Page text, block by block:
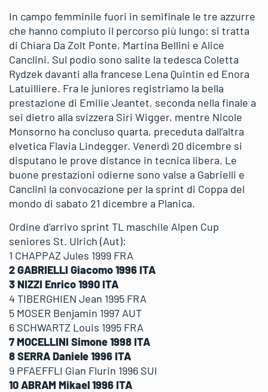
In campo femminile fuori in semifinale le tre azzurre
che hanno compiuto il percorso più lungo: si tratta
di Chiara Da Zolt Ponte, Martina Bellini e Alice
Canclini. Sul podio sono salite la tedesca Coletta
Rydzek davanti alla francese Lena Quintin ed Enora
Latuilliere. Fra le juniores registriamo la bella
prestazione di Emilie Jeantet, seconda nella finale a
sei dietro alla svizzera Siri Wigger, mentre Nicole
Monsorno ha concluso quarta, preceduta dall’altra
elvetica Flavia Lindegger. Venerdì 20 dicembre si
disputano le prove distance in tecnica libera. Le
buone prestazioni odierne sono valse a Gabrielli e
Canclini la convocazione per la sprint di Coppa del
mondo di sabato 21 dicembre a Planica.
Ordine d’arrivo sprint TL maschile Alpen Cup
seniores St. Ulrich (Aut):
1 CHAPPAZ Jules 1999 FRA
2 GABRIELLI Giacomo 1996 ITA
3 NIZZI Enrico 1990 ITA
4 TIBERGHIEN Jean 1995 FRA
5 MOSER Benjamin 1997 AUT
6 SCHWARTZ Louis 1995 FRA
7 MOCELLINI Simone 1998 ITA
8 SERRA Daniele 1996 ITA
9 PFAEFFLI Gian Flurin 1996 SUI
10 ABRAM Mikael 1996 ITA